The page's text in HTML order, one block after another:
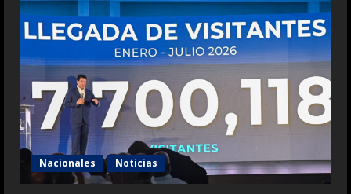
Nacionales Noticias